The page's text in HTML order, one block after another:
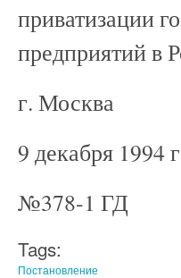
приватизации
предприятий в
г. Москва
9 декабря 1994
№378-1 ГД
Tags:
Постановление